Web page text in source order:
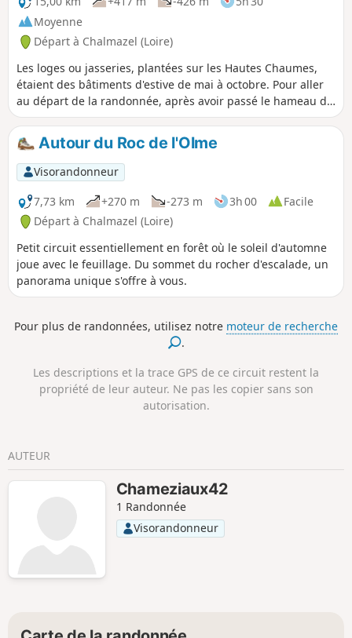
Moyenne
Départ à Chalmazel (Loire)
Les loges ou jasseries, plantées sur les Hautes Chaumes,
étaient des bâtiments d'estive de mai à octobre. Pour aller
au départ de la randonnée, après avoir passé le hameau de
Nermond, à 200 m, dans une ligne droite, au carrefour de
cette route avec à droite la Route de la Combe, virez plus à
droite et prenez un chemin pierreux, visez le calvaire.
Garez-vous en talon ou en épis côté gauche du chemin
montant.
Autour du Roc de l'Olme
Visorandonneur
7,73 km
+270 m -273 m 3h 00
Facile
Départ à Chalmazel (Loire)
Petit circuit essentiellement en forêt où le soleil d'automne
joue avec le feuillage. Du sommet du rocher d'escalade, un
panorama unique s'offre à vous.
Pour plus de randonnées, utilisez notre moteur de recherche
.
Les descriptions et la trace GPS de ce circuit restent la
propriété de leur auteur. Ne pas les copier sans son
autorisation.
AUTEUR
Chameziaux42
1 Randonnée
Visorandonneur